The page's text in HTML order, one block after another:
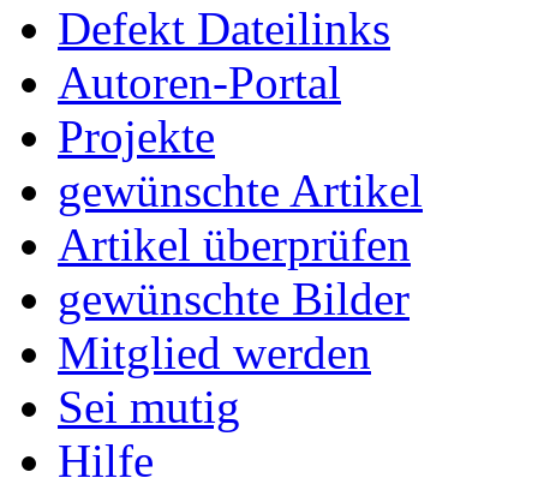
Defekt Dateilinks
Autoren-Portal
Projekte
gewünschte Artikel
Artikel überprüfen
gewünschte Bilder
Mitglied werden
Sei mutig
Hilfe